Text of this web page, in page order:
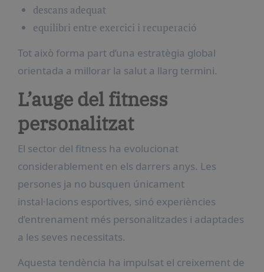
descans adequat
equilibri entre exercici i recuperació
Tot això forma part d’una estratègia global
orientada a millorar la salut a llarg termini.
L’auge del fitness
personalitzat
El sector del fitness ha evolucionat
considerablement en els darrers anys. Les
persones ja no busquen únicament
instal·lacions esportives, sinó experiències
d’entrenament més personalitzades i adaptades
a les seves necessitats.
Aquesta tendència ha impulsat el creixement de